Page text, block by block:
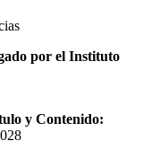
por el Instituto
y Contenido: